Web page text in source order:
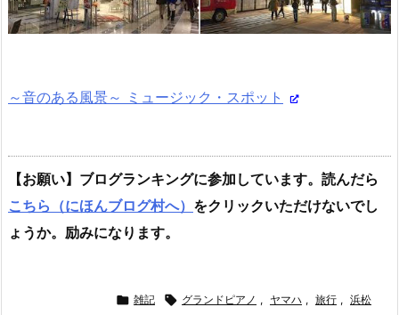
～音のある風景～ ミュージック・スポット
【お願い】ブログランキングに参加しています。読んだら
こちら（にほんブログ村へ） をクリックいただけないでし
ょうか。励みになります。
 雑記  グランドピアノ , ヤマハ , 旅行 , 浜松